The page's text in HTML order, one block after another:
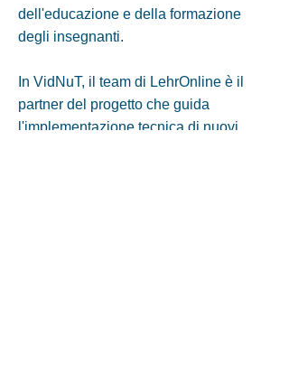
dell'educazione e della formazione
degli insegnanti.
In VidNuT, il team di LehrOnline è il
partner del progetto che guida
l'implementazione tecnica di nuovi